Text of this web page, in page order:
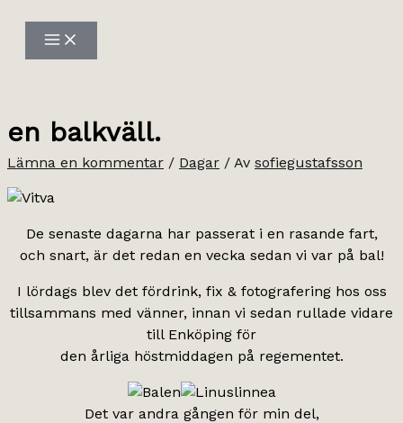
innehåll
en balkväll.
Lämna en kommentar / Dagar / Av sofiegustafsson
De senaste dagarna har passerat i en rasande fart,
och snart, är det redan en vecka sedan vi var på bal!
I lördags blev det fördrink, fix & fotografering hos oss
tillsammans med vänner, innan vi sedan rullade vidare
till Enköping för
den årliga höstmiddagen på regementet.
Det var andra gången för min del,